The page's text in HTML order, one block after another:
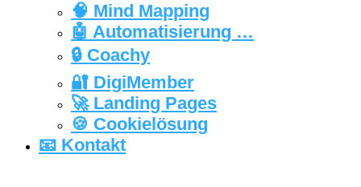
🧠 Mind Mapping
🤖 Automatisierung …
🔒‍ Coachy
🔐 DigiMember
🚀 Landing Pages
🍪 Cookielösung
📧 Kontakt